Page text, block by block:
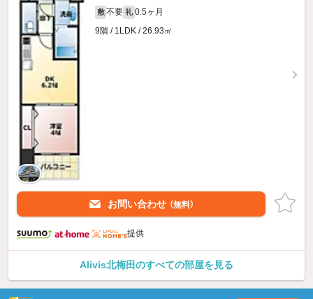
敷 不要 礼 0.5ヶ月
9階 / 1LDK / 26.93㎡
お問い合わせ （無料）
提供
Alivis北梅田のすべての部屋を見る